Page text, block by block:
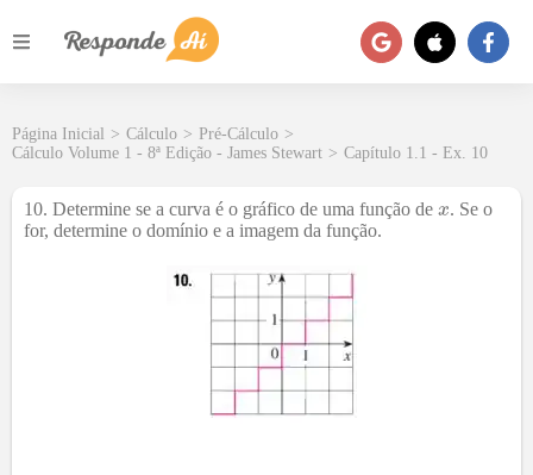
Página Inicial > Cálculo > Pré-Cálculo >
Cálculo Volume 1 - 8ª Edição - James Stewart > Capítulo 1.1 - Ex. 10
10. Determine se a curva é o gráfico de uma função de
. Se o
for, determine o domínio e a imagem da função.